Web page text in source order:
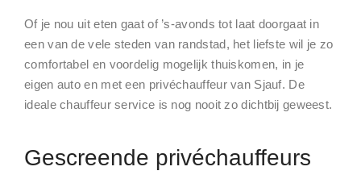
Of je nou uit eten gaat of ’s-avonds tot laat doorgaat in
een van de vele steden van randstad, het liefste wil je zo
comfortabel en voordelig mogelijk thuiskomen, in je
eigen auto en met een privéchauffeur van Sjauf. De
ideale chauffeur service is nog nooit zo dichtbij geweest.
Gescreende privéchauffeurs